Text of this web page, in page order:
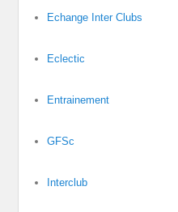
Echange Inter Clubs
Eclectic
Entrainement
GFSc
Interclub